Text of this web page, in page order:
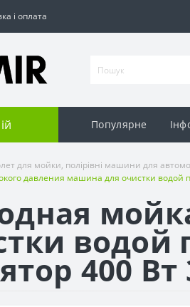
і оплата
Популярне
для мойки, полірівні машини для
давления машина для очистки водой
водой
400 Вт